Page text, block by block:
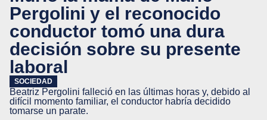
Pergolini y el reconocido
conductor tomó una dura
decisión sobre su presente
laboral
SOCIEDAD
Beatriz Pergolini falleció en las últimas horas y, debido al
difícil momento familiar, el conductor habría decidido
tomarse un parate.